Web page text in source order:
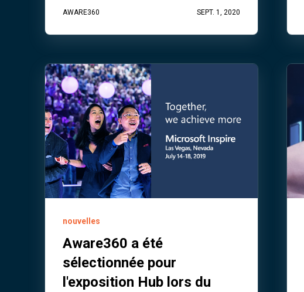
AWARE360 SEPT. 1, 2020
nouvelles
Aware360 a été
sélectionnée pour
l'exposition Hub lors du